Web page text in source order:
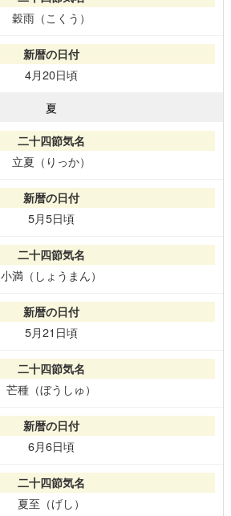
穀雨（こくう）
4月20日頃
夏
立夏（りっか）
5月5日頃
小満（しょうまん）
5月21日頃
芒種（ぼうしゅ）
6月6日頃
夏至（げし）